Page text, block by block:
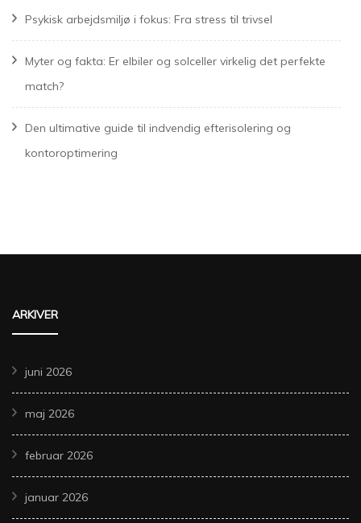
Psykisk arbejdsmiljø i fokus: Fra stress til trivsel
Myter og fakta: Er elbiler og solceller virkelig det perfekte
match?
Den ultimative guide til indvendig efterisolering og
kontoroptimering
ARKIVER
juni 2026
maj 2026
februar 2026
januar 2026